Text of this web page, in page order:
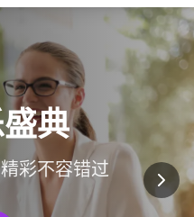
典
彩不容错过